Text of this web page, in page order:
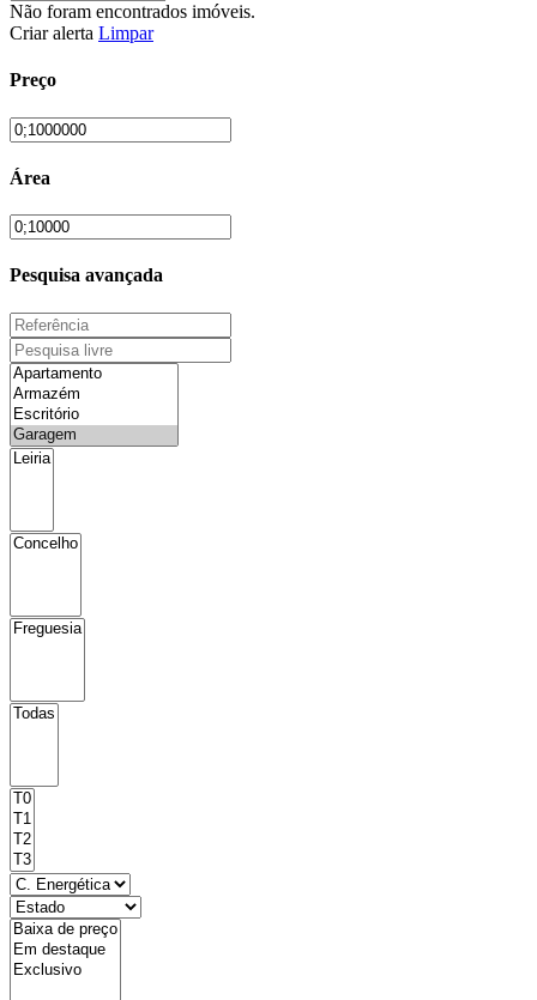
Não foram encontrados imóveis.
Criar alerta Limpar
Preço
Área
Pesquisa avançada